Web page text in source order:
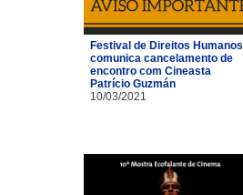
Festival de Direitos Humanos
comunica cancelamento de
encontro com Cineasta
Patrício Guzmán
10/03/2021